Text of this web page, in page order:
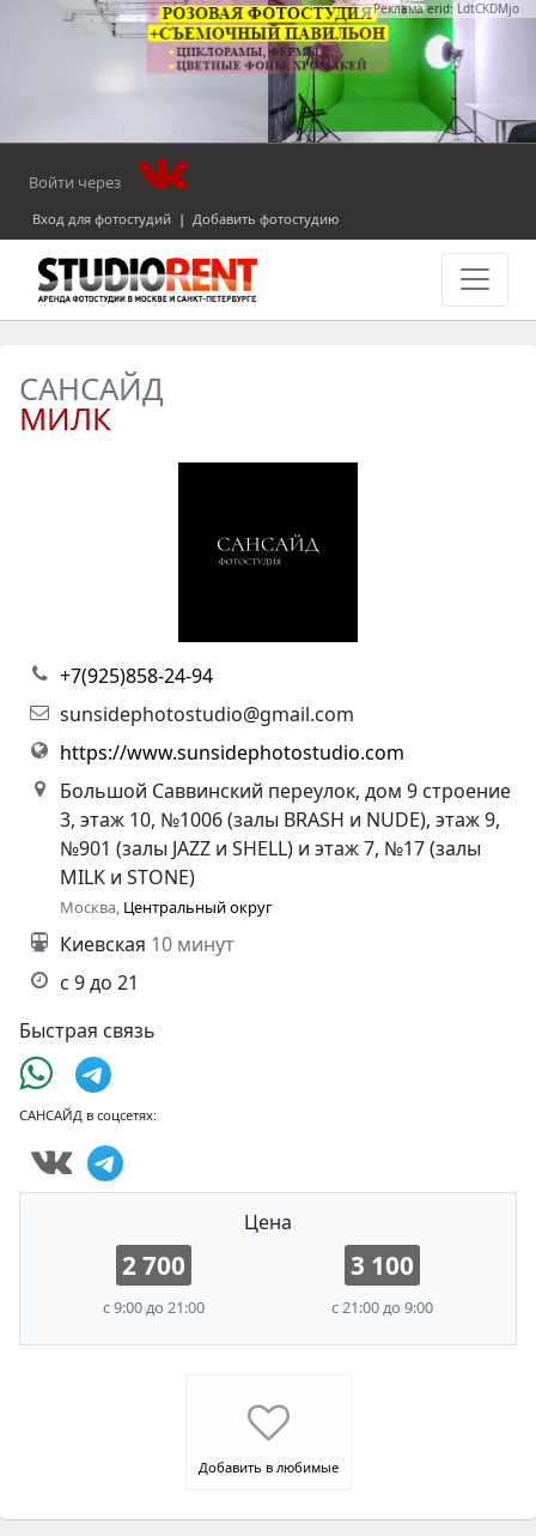
Реклама erid: LdtCKDMjo
Войти через
Вход для фотостудий | Добавить фотостудию
САНСАЙД
МИЛК
+7(925)858-24-94
sunsidephotostudio@gmail.com
https://www.sunsidephotostudio.com
Большой Саввинский переулок, дом 9 строение
3, этаж 10, №1006 (залы BRASH и NUDE), этаж 9,
№901 (залы JAZZ и SHELL) и этаж 7, №17 (залы
MILK и STONE)
Москва, Центральный округ
Киевская 10 минут
с 9 до 21
Быстрая связь
САНСАЙД в соцсетях:
Цена
2 700
с 9:00 до 21:00
3 100
с 21:00 до 9:00
Добавить в любимые